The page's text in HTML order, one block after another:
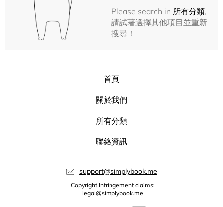
Please search in 所有分類,
請試著選擇其他項目並重新
搜尋！
首頁
關於我們
所有分類
聯絡資訊
support@simplybook.me
Copyright Infringement claims:
legal@simplybook.me